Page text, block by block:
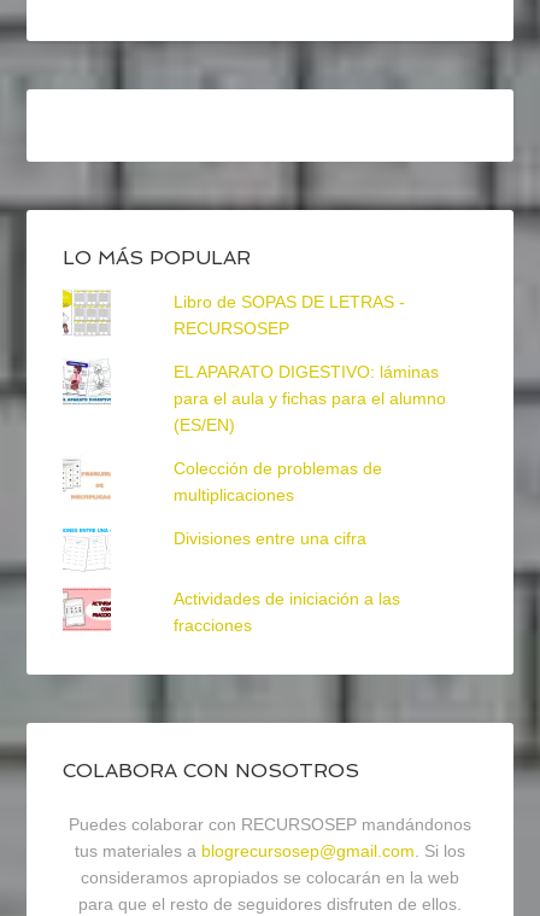
LO MÁS POPULAR
Libro de SOPAS DE LETRAS -
RECURSOSEP
EL APARATO DIGESTIVO: láminas
para el aula y fichas para el alumno
(ES/EN)
Colección de problemas de
multiplicaciones
Divisiones entre una cifra
Actividades de iniciación a las
fracciones
COLABORA CON NOSOTROS
Puedes colaborar con RECURSOSEP mandándonos
tus materiales a blogrecursosep@gmail.com. Si los
consideramos apropiados se colocarán en la web
para que el resto de seguidores disfruten de ellos.